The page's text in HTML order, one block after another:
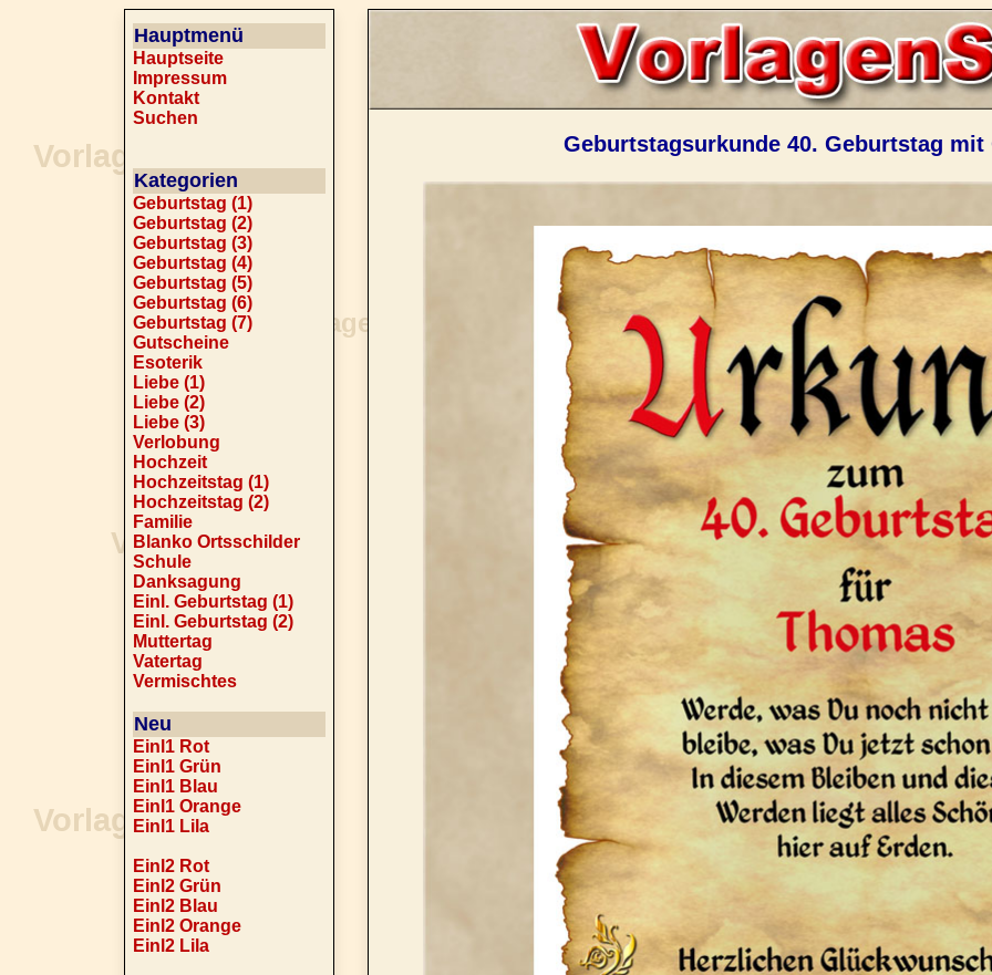
Hauptmenü
Hauptseite
Impressum
Kontakt
Suchen
Kategorien
Geburtstag (1)
Geburtstag (2)
Geburtstag (3)
Geburtstag (4)
Geburtstag (5)
Geburtstag (6)
Geburtstag (7)
Gutscheine
Esoterik
Liebe (1)
Liebe (2)
Liebe (3)
Verlobung
Hochzeit
Hochzeitstag (1)
Hochzeitstag (2)
Familie
Blanko Ortsschilder
Schule
Danksagung
Einl. Geburtstag (1)
Einl. Geburtstag (2)
Muttertag
Vatertag
Vermischtes
Neu
Einl1 Rot
Einl1 Grün
Einl1 Blau
Einl1 Orange
Einl1 Lila
Einl2 Rot
Einl2 Grün
Einl2 Blau
Einl2 Orange
Einl2 Lila
Geburtstagsurkunde 40. Geburtstag mit